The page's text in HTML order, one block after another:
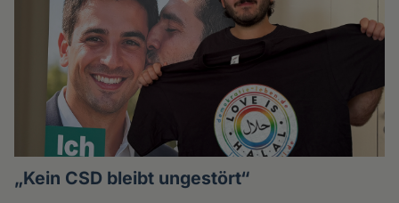
„Kein CSD bleibt ungestört“